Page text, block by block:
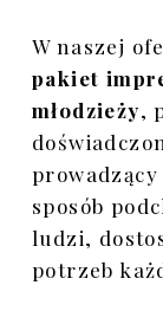
W naszej
pakiet
młodzieży,
sposób
ludzi,
potrzeb